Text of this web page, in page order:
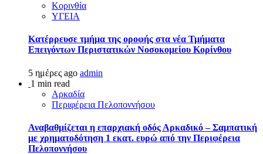
Κορινθία
ΥΓΕΙΑ
Kατέρρευσε τμήμα της οροφής στα νέα Τμήματα
Επειγόντων Περιστατικών Νοσοκομείου Κορίνθου
5 ημέρες ago admin
1 min read
Αρκαδία
Περιφέρεια Πελοποννήσου
Αναβαθμίζεται η επαρχιακή οδός Αρκαδικό – Σαμπατική
με χρηματοδότηση 1 εκατ. ευρώ από την Περιφέρεια
Πελοποννήσου